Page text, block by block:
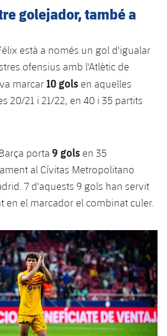
golejador, també a
està a només un gol d'igualar
ofensius amb l'Atlètic de
marcar 10 gols en aquelles
20/21 i 21/22, en 40 i 35 partits
porta 9 gols en 35
al Cívitas Metropolitano
7 d'aquests 9 gols han servit
en el marcador el combinat culer.